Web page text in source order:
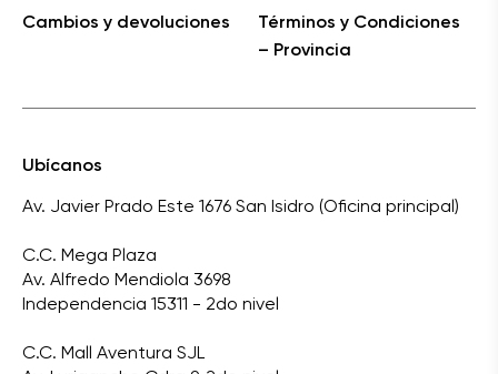
Cambios y devoluciones
Términos y Condiciones
– Provincia
Ubícanos
Av. Javier Prado Este 1676 San Isidro (Oficina principal)
C.C. Mega Plaza
Av. Alfredo Mendiola 3698
Independencia 15311 - 2do nivel
C.C. Mall Aventura SJL